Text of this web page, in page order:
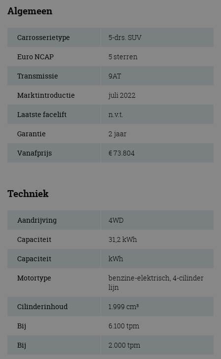
Algemeen
Carrosserietype 5-drs. SUV
Euro NCAP 5 sterren
Transmissie 9AT
Marktintroductie juli 2022
Laatste facelift n.v.t.
Garantie 2 jaar
Vanafprijs € 73.804
Techniek
Aandrijving 4WD
Capaciteit 31,2 kWh
Capaciteit kWh
Motortype
benzine-elektrisch, 4-cilinder
lijn
Cilinderinhoud 1.999 cm³
Bij 6.100 tpm
Bij 2.000 tpm